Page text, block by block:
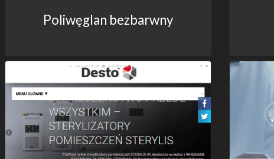
Poliwęglan bezbarwny